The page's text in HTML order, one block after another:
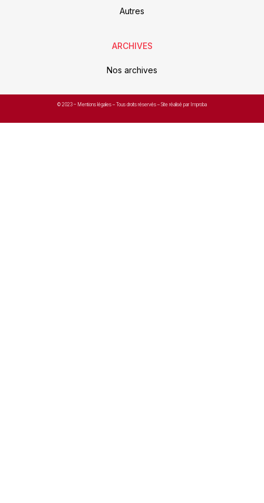
Autres
ARCHIVES
Nos archives
© 2023 – Mentions légales – Tous droits réservés – Site réalisé par Improba